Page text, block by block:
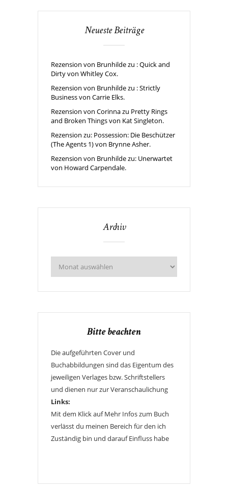
Neueste Beiträge
Rezension von Brunhilde zu : Quick and
Dirty von Whitley Cox.
Rezension von Brunhilde zu : Strictly
Business von Carrie Elks.
Rezension von Corinna zu Pretty Rings
and Broken Things von Kat Singleton.
Rezension zu: Possession: Die Beschützer
(The Agents 1) von Brynne Asher.
Rezension von Brunhilde zu: Unerwartet
von Howard Carpendale.
Archiv
Bitte beachten
Die aufgeführten Cover und
Buchabbildungen sind das Eigentum des
jeweiligen Verlages bzw. Schriftstellers
und dienen nur zur Veranschaulichung
Links:
Mit dem Klick auf Mehr Infos zum Buch
verlässt du meinen Bereich für den ich
Zuständig bin und darauf Einfluss habe